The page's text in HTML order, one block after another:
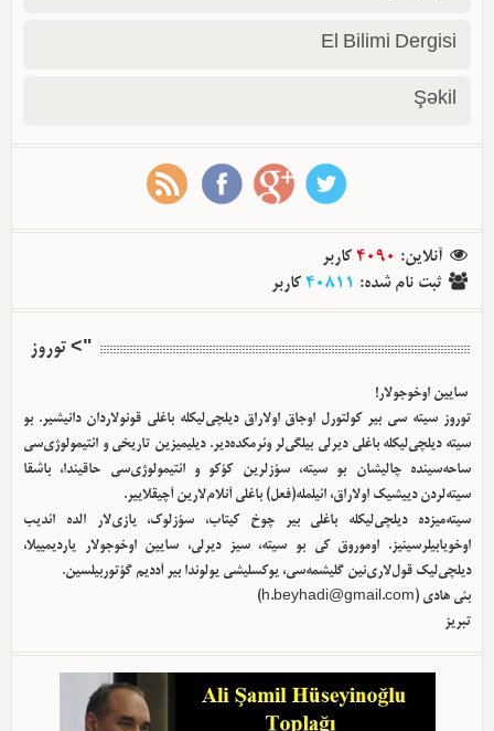
El Bilimi Dergisi
Şəkil
آنلاین:
4090 کاربر
ثبت نام شده:
40811 کاربر
"> توروز
سایین اوخوجولار!
توروز سیته سی بیر کولتورل اوجاق اولا‌راق دیلچی‌لیکله باغلی قونولاردان دانیشیر. بو
سیته دیلچی‌لیکله باغلی دیرلی بیلگی‌لر وئرمکده‌دیر. دیلیمیزین تاریخی و ائتیمولوژی‌سی
ساحه‌سینده چالیشان بو سیته، سؤزلرین کؤکو و ائتیمولوژی‌سی حاقیندا، باشقا
سیته‌لردن دییشیک اولا‌راق، ائیلمله(فعل) باغلی آنلام‌لارین آچیقلاییر.
سیته‌میزده دیلچی‌لیکله باغلی بیر چوخ کیتاب، سؤزلوک، یازی‌لار الده ائدیب
اوخویابیلرسینیز. اوموروق کی بو سیته، سیز دیرلی، سایین اوخوجولار یاردیمییلا،
دیلچی‌لیک قول‌لاری‌نین گلیشمه‌سی، یوکسلیشی یولوندا بیر آددیم گؤتوربیلسین.
بئی هادی (h.beyhadi@gmail.com
)
تبریز